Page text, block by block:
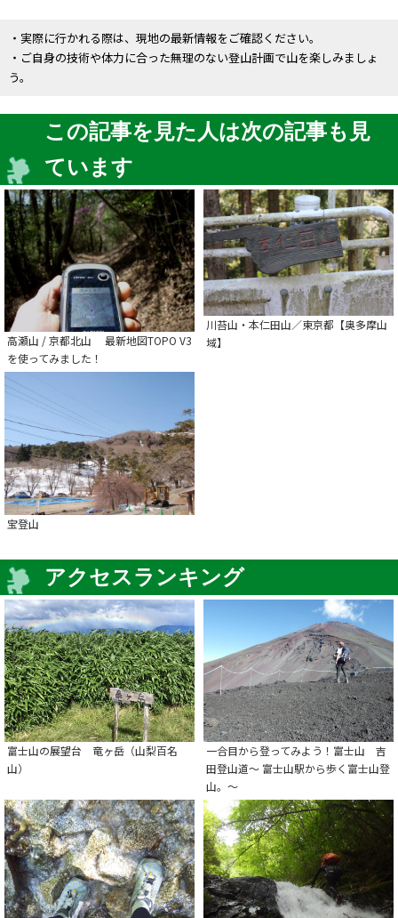
・実際に行かれる際は、現地の最新情報をご確認ください。
・ご自身の技術や体力に合った無理のない登山計画で山を楽しみましょ
う。
この記事を見た人は次の記事も見
ています
高瀬山 / 京都北山 最新地図TOPO V3
を使ってみました！
川苔山・本仁田山／東京都【奥多摩山
域】
宝登山
アクセスランキング
富士山の展望台 竜ヶ岳（山梨百名
山）
一合目から登ってみよう！富士山 吉
田登山道～ 富士山駅から歩く富士山登
山。～